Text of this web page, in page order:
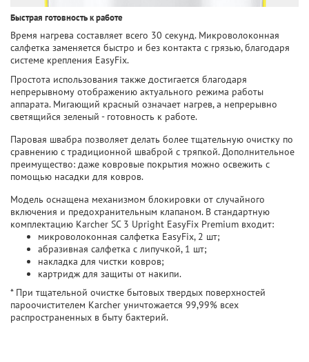
Быстрая готовность к работе
Время нагрева составляет всего 30 секунд. Микроволоконная
салфетка заменяется быстро и без контакта с грязью, благодаря
системе крепления EasyFix.
Простота использования также достигается благодаря
непрерывному отображению актуального режима работы
аппарата. Мигающий красный означает нагрев, а непрерывно
светящийся зеленый - готовность к работе.
Паровая швабра позволяет делать более тщательную очистку по
сравнению с традиционной шваброй с тряпкой. Дополнительное
преимущество: даже ковровые покрытия можно освежить с
помощью насадки для ковров.
Модель оснащена механизмом блокировки от случайного
включения и предохранительным клапаном. В стандартную
комплектацию Karcher SC 3 Upright EasyFix Premium входит:
микроволоконная салфетка EasyFix, 2 шт;
абразивная салфетка с липучкой, 1 шт;
накладка для чистки ковров;
картридж для защиты от накипи.
* При тщательной очистке бытовых твердых поверхностей
пароочистителем Karcher уничтожается 99,99% всех
распространенных в быту бактерий.